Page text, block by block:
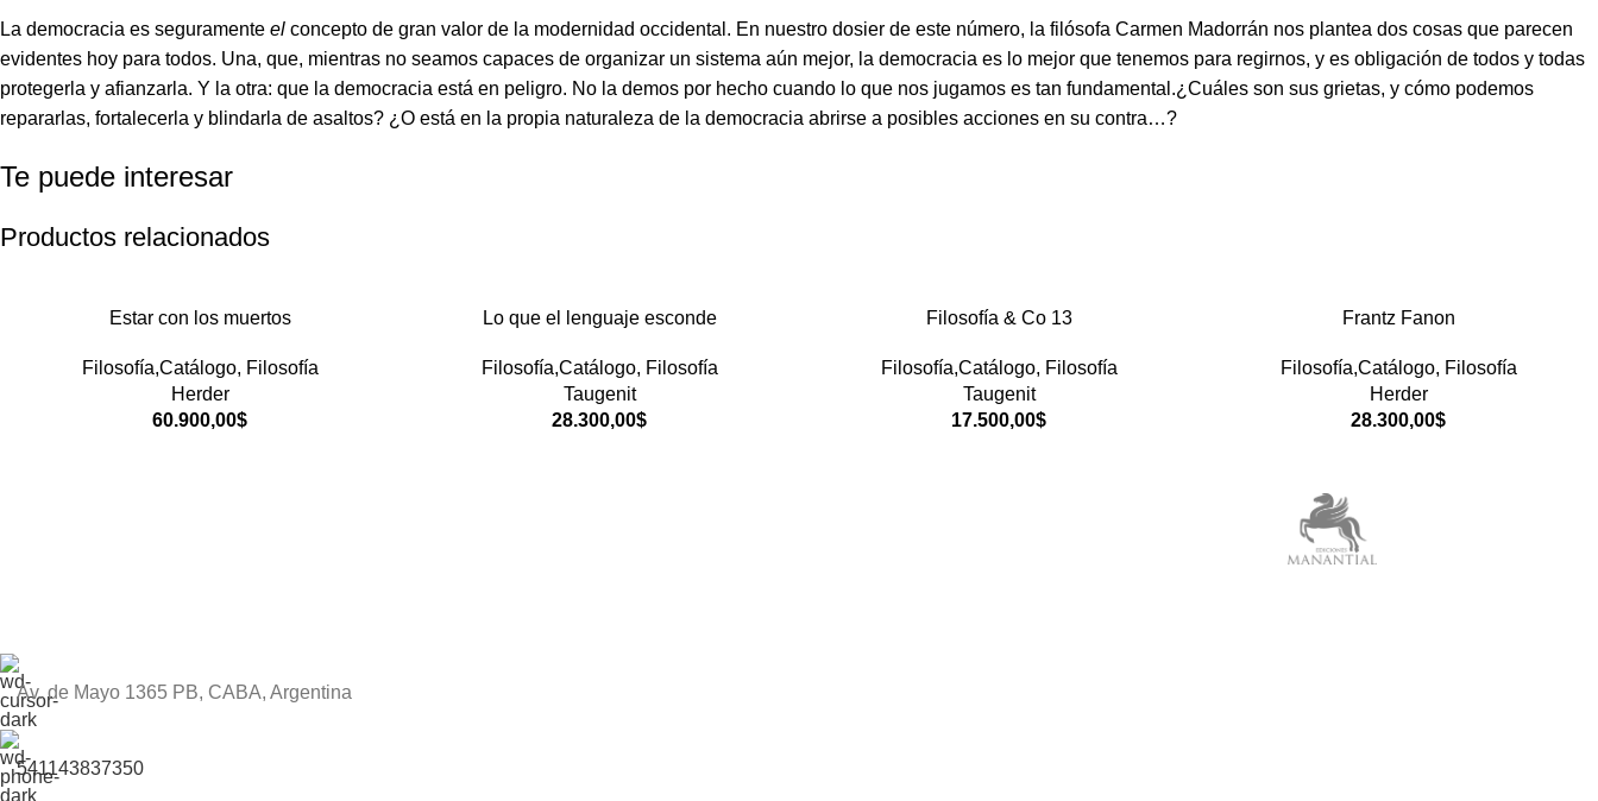
La democracia es seguramente el concepto de gran valor de la modernidad occidental. En nuestro dosier de este número, la filósofa Carmen Madorrán nos plantea dos cosas que parecen
evidentes hoy para todos. Una, que, mientras no seamos capaces de organizar un sistema aún mejor, la democracia es lo mejor que tenemos para regirnos, y es obligación de todos y todas
protegerla y afianzarla. Y la otra: que la democracia está en peligro. No la demos por hecho cuando lo que nos jugamos es tan fundamental.¿Cuáles son sus grietas, y cómo podemos
repararlas, fortalecerla y blindarla de asaltos? ¿O está en la propia naturaleza de la democracia abrirse a posibles acciones en su contra…?
Te puede interesar
Productos relacionados
Estar con los muertos
Filosofía,Catálogo, Filosofía
Herder
60.900,00$
Lo que el lenguaje esconde
Filosofía,Catálogo, Filosofía
Taugenit
28.300,00$
Filosofía & Co 13
Filosofía,Catálogo, Filosofía
Taugenit
17.500,00$
Frantz Fanon
Filosofía,Catálogo, Filosofía
Herder
28.300,00$
Av. de Mayo 1365 PB, CABA, Argentina
541143837350